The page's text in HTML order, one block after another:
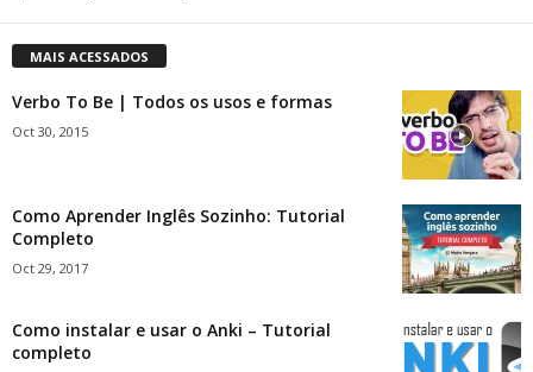
MAIS ACESSADOS
Verbo To Be | Todos os usos e formas
Oct 30, 2015
Como Aprender Inglês Sozinho: Tutorial
Completo
Oct 29, 2017
Como instalar e usar o Anki – Tutorial
completo